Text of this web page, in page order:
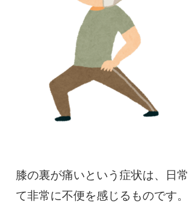
よくある質問
クリニック紹介
予約フォーム
膝の裏が痛いという症状は、日
て非常に不便を感じるものです